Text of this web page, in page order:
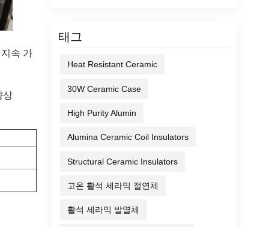
태그
Heat Resistant Ceramic
30W Ceramic Case
High Purity Alumin
Alumina Ceramic Coil Insulators
Structural Ceramic Insulators
고온 활석 세라믹 절연체
활석 세라믹 발열체
속 가
상